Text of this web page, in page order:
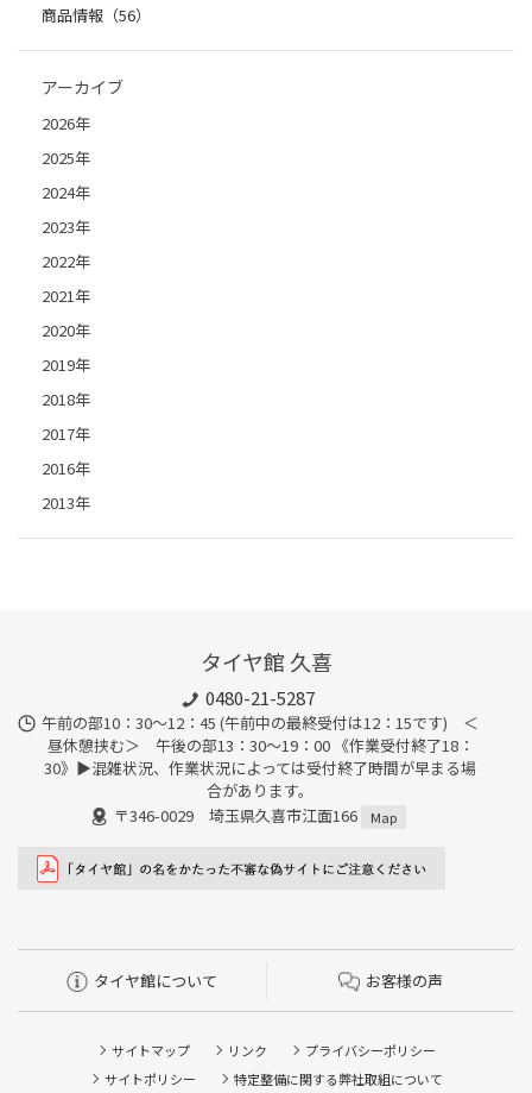
商品情報（56）
アーカイブ
2026年
2025年
2024年
2023年
2022年
2021年
2020年
2019年
2018年
2017年
2016年
2013年
タイヤ館 久喜
0480-21-5287
午前の部10：30～12：45 (午前中の最終受付は12：15です) ＜
昼休憩挟む＞ 午後の部13：30～19：00 《作業受付終了18：
30》▶︎混雑状況、作業状況によっては受付終了時間が早まる場
合があります。
〒346-0029 埼玉県久喜市江面166
Map
タイヤ館について お客様の声
サイトマップ リンク
プライバシーポリシー
サイトポリシー
特定整備に関する弊社取組について